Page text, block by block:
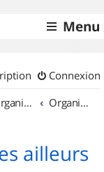
Menu
Connexion
Organisation de sorties & Recherche de partenaires Organisation de sorties ailleurs
ailleurs